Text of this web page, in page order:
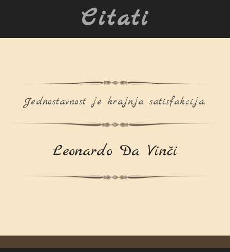
Citati
Jednostavnost je krajnja satisfakcija.
Leonardo Da Vinči